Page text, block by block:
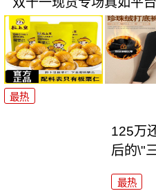
最热
125万
后的\"
最热